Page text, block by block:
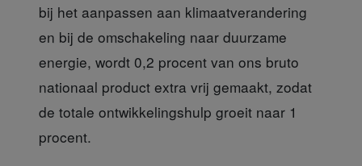
bij het aanpassen aan klimaatverandering
en bij de omschakeling naar duurzame
energie, wordt 0,2 procent van ons bruto
nationaal product extra vrij gemaakt, zodat
de totale ontwikkelingshulp groeit naar 1
procent.